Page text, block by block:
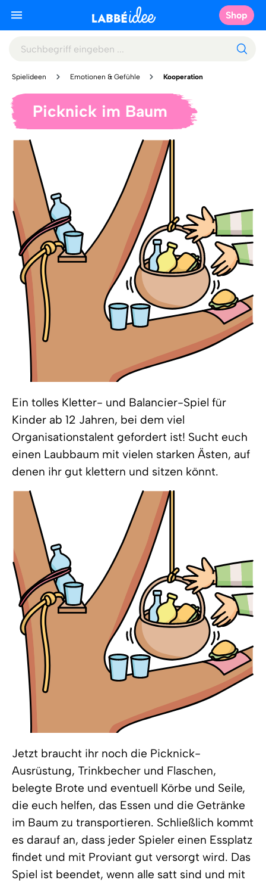
Shop
Spielideen Emotionen & Gefühle Kooperation
Picknick im Baum
Ein tolles Kletter- und Balancier-Spiel für
Kinder ab 12 Jahren, bei dem viel
Organisationstalent gefordert ist! Sucht euch
einen Laubbaum mit vielen starken Ästen, auf
denen ihr gut klettern und sitzen könnt.
Jetzt braucht ihr noch die Picknick-
Ausrüstung, Trinkbecher und Flaschen,
belegte Brote und eventuell Körbe und Seile,
die euch helfen, das Essen und die Getränke
im Baum zu transportieren. Schließlich kommt
es darauf an, dass jeder Spieler einen Essplatz
findet und mit Proviant gut versorgt wird. Das
Spiel ist beendet, wenn alle satt sind und mit